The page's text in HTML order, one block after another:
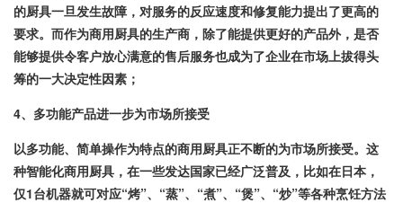
的厨具一旦发生故障，对服务的反应速度和修复能力提出了更高的
要求。而作为商用厨具的生产商，除了能提供更好的产品外，是否
能够提供令客户放心满意的售后服务也成为了企业在市场上拔得头
筹的一大决定性因素；
4、 多功能产品进一步为市场所接受
以多功能、简单操作为特点的商用厨具正不断的为市场所接受。这
种智能化商用厨具，在一些发达国家已经广泛普及，比如在日本，
仅1台机器就可对应“烤”、“蒸”、“煮”、“煲”、“炒”等各种烹饪方法